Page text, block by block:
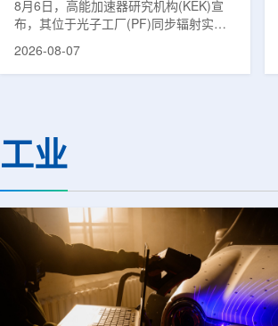
8月6日，高能加速器研究机构(KEK)宣
布，其位于光子工厂(PF)同步辐射实验
装置的BL-11A和BL-11B光束线已建成世
心的同步辐射装置组成，定位为科研和
教育基础设施。新光束线的主要特点在
观...
2026-08-07
工业